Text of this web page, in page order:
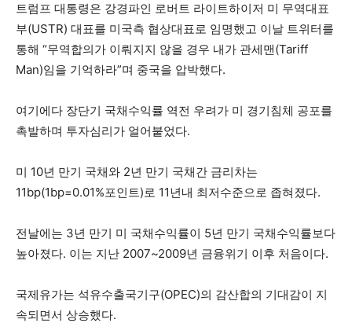
트럼프 대통령은 강경파인 로버트 라이트하이저 미 무역대표
부(USTR) 대표를 미국측 협상대표로 임명했고 이날 트위터를
통해 “무역합의가 이뤄지지 않을 경우 내가 관세맨(Tariff
Man)임을 기억하라”며 중국을 압박했다.
여기에다 장단기 국채수익률 역전 우려가 미 경기침체 공포를
촉발하며 투자심리가 얼어붙었다.
미 10년 만기 국채와 2년 만기 국채간 금리차는
11bp(1bp=0.01%포인트)로 11년내 최저수준으로 좁혀졌다.
전날에는 3년 만기 미 국채수익률이 5년 만기 국채수익률보다
높아졌다. 이는 지난 2007~2009년 금융위기 이후 처음이다.
국제유가는 석유수출국기구(OPEC)의 감산합의 기대감이 지
속되면서 상승했다.